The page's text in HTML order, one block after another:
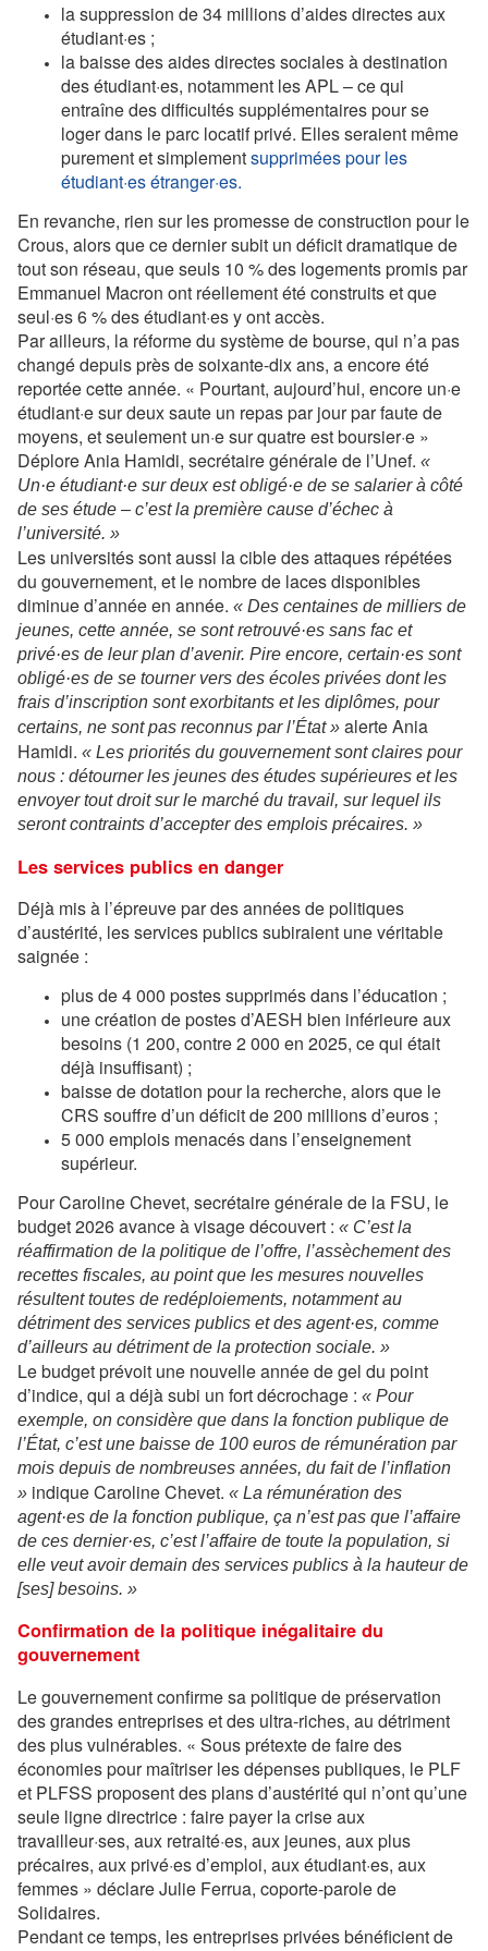
la suppression de 34 millions d’aides directes aux
étudiant·es ;
la baisse des aides directes sociales à destination
des étudiant·es, notamment les APL – ce qui
entraîne des difficultés supplémentaires pour se
loger dans le parc locatif privé. Elles seraient même
purement et simplementsupprimées pour les
étudiant·es étranger·es.
En revanche, rien sur les promesse de construction pour le
Crous, alors que ce dernier subit un déficit dramatique de
tout son réseau, que seuls 10 % des logements promis par
Emmanuel Macron ont réellement été construits et que
seul·es 6 % des étudiant·es y ont accès.
Par ailleurs, la réforme du système de bourse, qui n’a pas
changé depuis près de soixante-dix ans, a encore été
reportée cette année. « Pourtant, aujourd’hui, encore un·e
étudiant·e sur deux saute un repas par jour par faute de
moyens, et seulement un·e sur quatre est boursier·e »
Déplore Ania Hamidi, secrétaire générale de l’Unef. «
Un·e étudiant·e sur deux est obligé·e de se salarier à côté
de ses étude – c’est la première cause d’échec à
l’université. »
Les universités sont aussi la cible des attaques répétées
du gouvernement, et le nombre de laces disponibles
diminue d’année en année. « Des centaines de milliers de
jeunes, cette année, se sont retrouvé·es sans fac et
privé·es de leur plan d’avenir. Pire encore, certain·es sont
obligé·es de se tourner vers des écoles privées dont les
frais d’inscription sont exorbitants et les diplômes, pour
certains, ne sont pas reconnus par l’État » alerte Ania
Hamidi. « Les priorités du gouvernement sont claires pour
nous : détourner les jeunes des études supérieures et les
envoyer tout droit sur le marché du travail, sur lequel ils
seront contraints d’accepter des emplois précaires. »
Les services publics en danger
Déjà mis à l’épreuve par des années de politiques
d’austérité, les services publics subiraient une véritable
saignée :
plus de 4 000 postes supprimés dans l’éducation ;
une création de postes d’AESH bien inférieure aux
besoins (1 200, contre 2 000 en 2025, ce qui était
déjà insuffisant) ;
baisse de dotation pour la recherche, alors que le
CRS souffre d’un déficit de 200 millions d’euros ;
5 000 emplois menacés dans l’enseignement
supérieur.
Pour Caroline Chevet, secrétaire générale de la FSU, le
budget 2026 avance à visage découvert : « C’est la
réaffirmation de la politique de l’offre, l’assèchement des
recettes fiscales, au point que les mesures nouvelles
résultent toutes de redéploiements, notamment au
détriment des services publics et des agent·es, comme
d’ailleurs au détriment de la protection sociale. »
Le budget prévoit une nouvelle année de gel du point
d’indice, qui a déjà subi un fort décrochage : « Pour
exemple, on considère que dans la fonction publique de
l’État, c’est une baisse de 100 euros de rémunération par
mois depuis de nombreuses années, du fait de l’inflation
» indique Caroline Chevet. « La rémunération des
agent·es de la fonction publique, ça n’est pas que l’affaire
de ces dernier·es, c’est l’affaire de toute la population, si
elle veut avoir demain des services publics à la hauteur de
[ses] besoins. »
Confirmation de la politique inégalitaire du
gouvernement
Le gouvernement confirme sa politique de préservation
des grandes entreprises et des ultra-riches, au détriment
des plus vulnérables. « Sous prétexte de faire des
économies pour maîtriser les dépenses publiques, le PLF
et PLFSS proposent des plans d’austérité qui n’ont qu’une
seule ligne directrice : faire payer la crise aux
travailleur·ses, aux retraité·es, aux jeunes, aux plus
précaires, aux privé·es d’emploi, aux étudiant·es, aux
femmes » déclare Julie Ferrua, coporte-parole de
Solidaires.
Pendant ce temps, les entreprises privées bénéficient de